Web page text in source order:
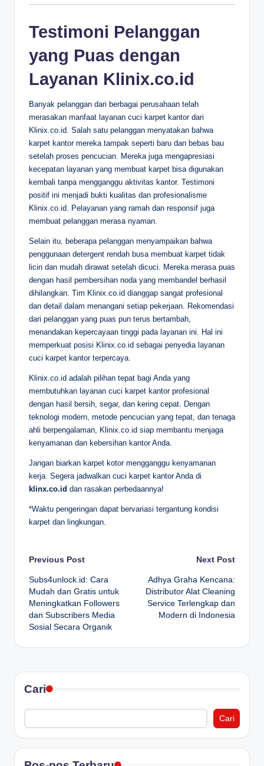
Testimoni Pelanggan
yang Puas dengan
Layanan Klinix.co.id
Banyak pelanggan dari berbagai perusahaan telah
merasakan manfaat layanan cuci karpet kantor dari
Klinix.co.id. Salah satu pelanggan menyatakan bahwa
karpet kantor mereka tampak seperti baru dan bebas bau
setelah proses pencucian. Mereka juga mengapresiasi
kecepatan layanan yang membuat karpet bisa digunakan
kembali tanpa mengganggu aktivitas kantor. Testimoni
positif ini menjadi bukti kualitas dan profesionalisme
Klinix.co.id. Pelayanan yang ramah dan responsif juga
membuat pelanggan merasa nyaman.
Selain itu, beberapa pelanggan menyampaikan bahwa
penggunaan detergent rendah busa membuat karpet tidak
licin dan mudah dirawat setelah dicuci. Mereka merasa puas
dengan hasil pembersihan noda yang membandel berhasil
dihilangkan. Tim Klinix.co.id dianggap sangat profesional
dan detail dalam menangani setiap pekerjaan. Rekomendasi
dari pelanggan yang puas pun terus bertambah,
menandakan kepercayaan tinggi pada layanan ini. Hal ini
memperkuat posisi Klinix.co.id sebagai penyedia layanan
cuci karpet kantor terpercaya.
Klinix.co.id adalah pilihan tepat bagi Anda yang
membutuhkan layanan cuci karpet kantor profesional
dengan hasil bersih, segar, dan kering cepat. Dengan
teknologi modern, metode pencucian yang tepat, dan tenaga
ahli berpengalaman, Klinix.co.id siap membantu menjaga
kenyamanan dan kebersihan kantor Anda.
Jangan biarkan karpet kotor mengganggu kenyamanan
kerja. Segera jadwalkan cuci karpet kantor Anda di
klinx.co.id dan rasakan perbedaannya!
*Waktu pengeringan dapat bervariasi tergantung kondisi
karpet dan lingkungan.
Post
navigation
Previous Post
Subs4unlock.id: Cara
Mudah dan Gratis untuk
Meningkatkan Followers
dan Subscribers Media
Sosial Secara Organik
Next Post
Adhya Graha Kencana:
Distributor Alat Cleaning
Service Terlengkap dan
Modern di Indonesia
Cari
Cari